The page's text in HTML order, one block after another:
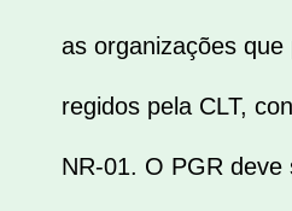
as organizações
regidos pela CLT,
NR-01. O PGR